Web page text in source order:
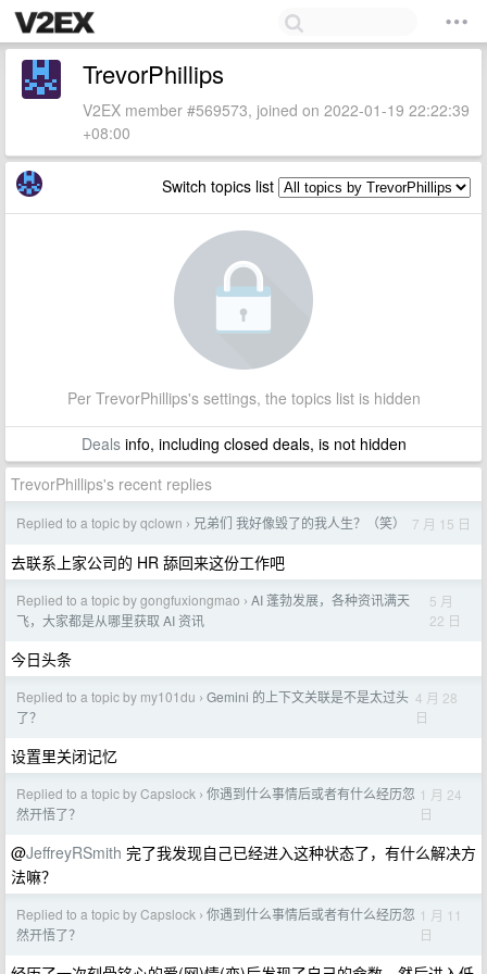
TrevorPhillips
V2EX member #569573, joined on 2022-01-19 22:22:39
+08:00
Switch topics list
Per TrevorPhillips's settings, the topics list is hidden
Dealsinfo, including closed deals, is not hidden
TrevorPhillips's recent replies
Replied to a topic by qclown › 兄弟们 我好像毁了的我人生？（笑） 7 月 15 日
去联系上家公司的 HR 舔回来这份工作吧
Replied to a topic by gongfuxiongmao › AI 蓬勃发展，各种资讯满天
飞，大家都是从哪里获取 AI 资讯
5 月
22 日
今日头条
Replied to a topic by my101du › Gemini 的上下文关联是不是太过头
了？
4 月 28
日
设置里关闭记忆
Replied to a topic by Capslock › 你遇到什么事情后或者有什么经历忽
然开悟了？
1 月 24
日
@JeffreyRSmith 完了我发现自己已经进入这种状态了，有什么解决方
法嘛？
Replied to a topic by Capslock › 你遇到什么事情后或者有什么经历忽
然开悟了？
1 月 11
日